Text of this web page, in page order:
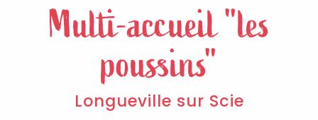
Multi-accueil "les
poussins"
Longueville sur Scie